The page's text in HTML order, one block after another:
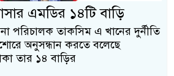
এমডির ১৪টি বাড়ি
পরিচালক তাকসিম এ খানের দুর্নীতি
অনুসন্ধান করতে বলেছে
তার ১৪ বাড়ির